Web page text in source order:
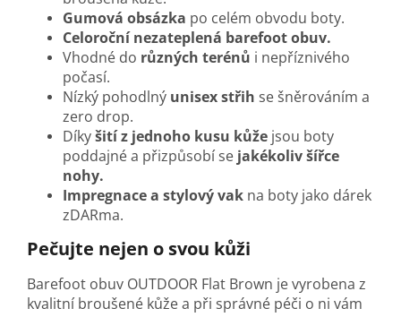
Gumová obsázka po celém obvodu boty.
Celoroční nezateplená barefoot obuv.
Vhodné do různých terénů i nepříznivého
počasí.
Nízký pohodlný unisex střih se šněrováním a
zero drop.
Díkyšití z jednoho kusu kůže jsou boty
poddajné a přizpůsobí se jakékoliv šířce
nohy.
Impregnace a stylový vak na boty jako dárek
zDARma.
Pečujte nejen o svou kůži
Barefoot obuv OUTDOOR Flat Brown je vyrobena z
kvalitní broušené kůže a při správné péči o ni vám